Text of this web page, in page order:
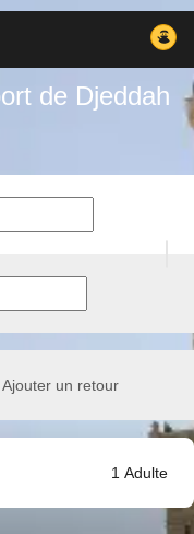
de Djeddah
Ajouter un retour
1 Adulte